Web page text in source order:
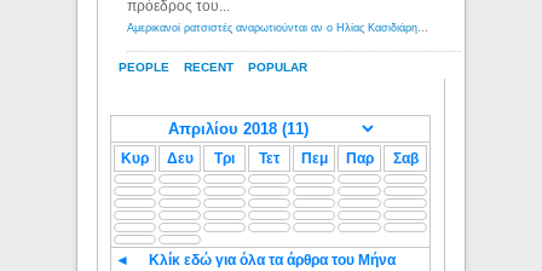
PEOPLE RECENT POPULAR
πρόεδρος του...
Αμερικανοί ρατσιστές αναρωτιούνται αν ο Ηλίας Κασιδιάρης ανήκει στη λευκή φυλή... - Λόγιος Ερμής
Κυρ Δευ Τρι Τετ Πεμ Παρ Σαβ
◄ Κλίκ εδώ για όλα τα άρθρα του Μήνα